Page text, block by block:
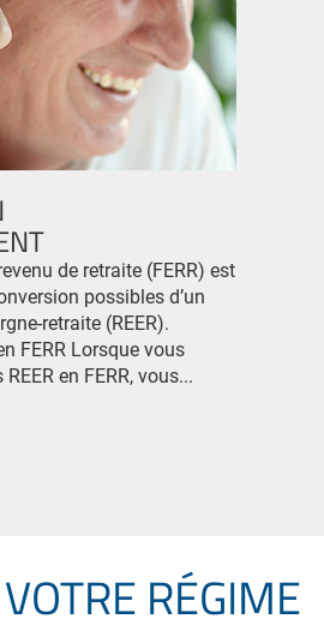
de retraite (FERR) est
possibles d’un
retraite (REER).
FERR Lorsque vous
en FERR, vous...
RÉGIME